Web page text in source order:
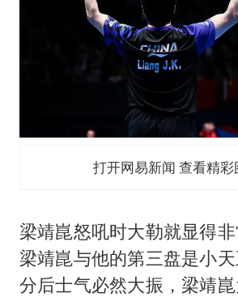
打开网易新闻 查看精彩
梁靖崑怒吼时大勒就显得
梁靖崑与他的第三盘是小
分后士气必然大振，梁靖